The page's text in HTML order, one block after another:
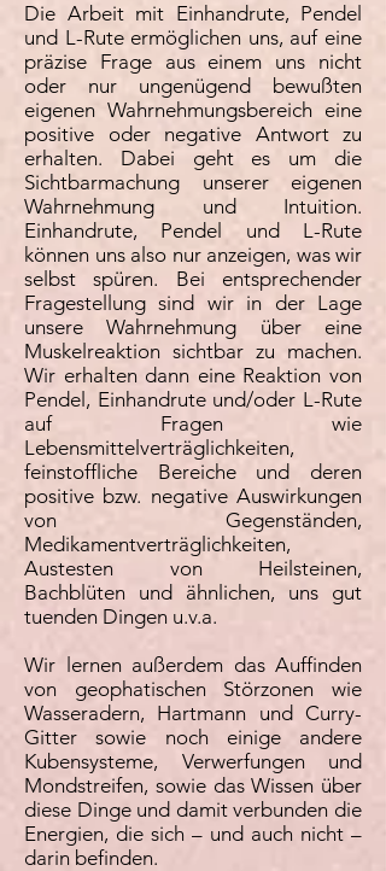
Die Arbeit mit Einhandrute, Pendel
und L-Rute ermöglichen uns, auf eine
präzise Frage aus einem uns nicht
oder nur ungenügend bewußten
eigenen Wahrnehmungsbereich eine
positive oder negative Antwort zu
erhalten. Dabei geht es um die
Sichtbarmachung unserer eigenen
Wahrnehmung und Intuition.
Einhandrute, Pendel und L-Rute
können uns also nur anzeigen, was wir
selbst spüren. Bei entsprechender
Fragestellung sind wir in der Lage
unsere Wahrnehmung über eine
Muskelreaktion sichtbar zu machen.
Wir erhalten dann eine Reaktion von
Pendel, Einhandrute und/oder L-Rute
auf Fragen wie
Lebensmittelverträglichkeiten,
feinstoffliche Bereiche und deren
positive bzw. negative Auswirkungen
von Gegenständen,
Medikamentverträglichkeiten,
Austesten von Heilsteinen,
Bachblüten und ähnlichen, uns gut
tuenden Dingen u.v.a.
Wir lernen außerdem das Auffinden
von geophatischen Störzonen wie
Wasseradern, Hartmann und Curry-
Gitter sowie noch einige andere
Kubensysteme, Verwerfungen und
Mondstreifen, sowie das Wissen über
diese Dinge und damit verbunden die
Energien, die sich – und auch nicht –
darin befinden.